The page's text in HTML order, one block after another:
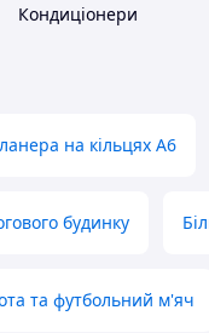
Кондиціонери
на кільцях А6
будинку
та футбольний м'яч